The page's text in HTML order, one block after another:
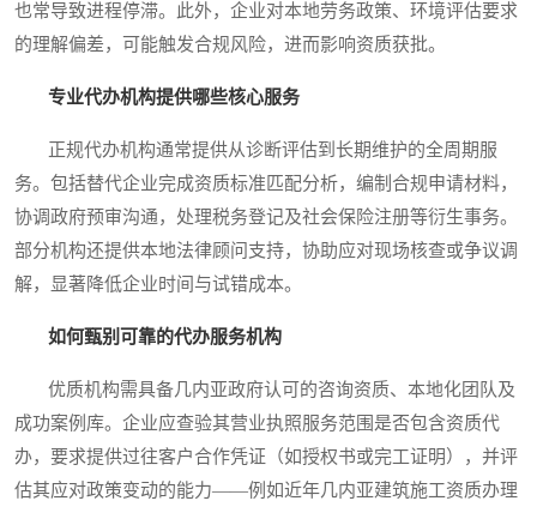
也常导致进程停滞。此外，企业对本地劳务政策、环境评估要求
的理解偏差，可能触发合规风险，进而影响资质获批。
专业代办机构提供哪些核心服务
正规代办机构通常提供从诊断评估到长期维护的全周期服
务。包括替代企业完成资质标准匹配分析，编制合规申请材料，
协调政府预审沟通，处理税务登记及社会保险注册等衍生事务。
部分机构还提供本地法律顾问支持，协助应对现场核查或争议调
解，显著降低企业时间与试错成本。
如何甄别可靠的代办服务机构
优质机构需具备几内亚政府认可的咨询资质、本地化团队及
成功案例库。企业应查验其营业执照服务范围是否包含资质代
办，要求提供过往客户合作凭证（如授权书或完工证明），并评
估其应对政策变动的能力——例如近年几内亚建筑施工资质办理